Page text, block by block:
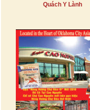
Quách Y Lành